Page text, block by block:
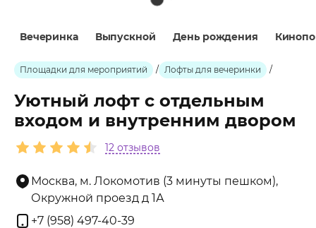
Вечеринка Выпускной День рождения
Площадки для мероприятий / Лофты для вечеринки /
Уютный лофт с отдельным
входом и внутренним двором
12 отзывов
Москва, м. Локомотив (3 минуты пешком),
Окружной проезд д 1А
+7 (958) 497-40-39